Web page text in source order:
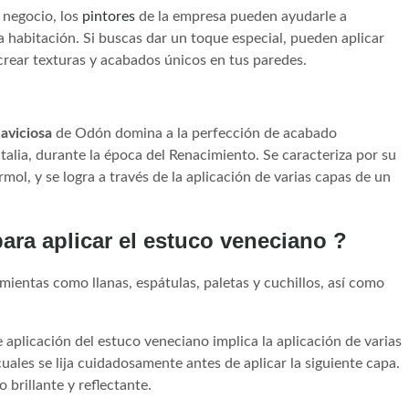
los pintores de la empresa pueden ayudarle a
Si buscas dar un toque especial, pueden aplicar
texturas y acabados únicos en tus paredes.
de Odón domina a la perfección de acabado
durante la época del Renacimiento. Se caracteriza por su
y se logra a través de la aplicación de varias capas de un
aplicar el estuco veneciano ?
como llanas, espátulas, paletas y cuchillos, así como
aplicación del estuco veneciano implica la aplicación de varias
se lija cuidadosamente antes de aplicar la siguiente capa.
brillante y reflectante.